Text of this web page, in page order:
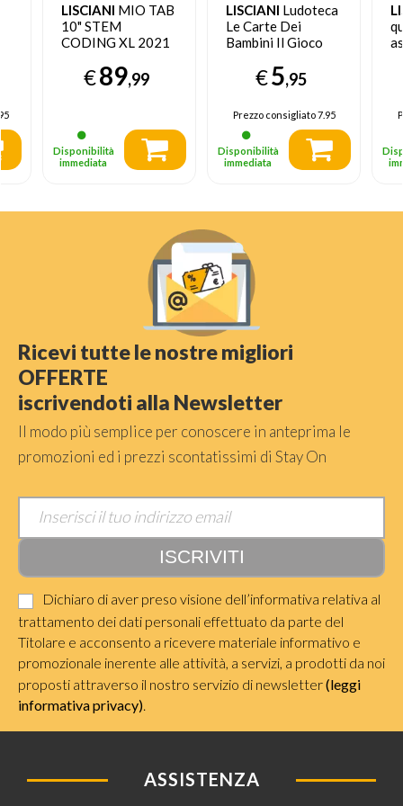
LISCIANI MIO TAB
10" STEM
CODING XL 2021
€89,99
Disponibilità
immediata
LISCIANI Ludoteca
Le Carte Dei
Bambini Il Gioco
€5,95
Prezzo consigliato7.95
Disponibilità
immediata
Ricevi tutte le nostre migliori
OFFERTE
iscrivendoti alla Newsletter
Il modo più semplice per conoscere in anteprima le
promozioni ed i prezzi scontatissimi di Stay On
Dichiaro di aver preso visione dell’informativa relativa al
trattamento dei dati personali effettuato da parte del
Titolare e acconsento a ricevere materiale informativo e
promozionale inerente alle attività, a servizi, a prodotti da noi
proposti attraverso il nostro servizio di newsletter(leggi
informativa privacy)
ASSISTENZA